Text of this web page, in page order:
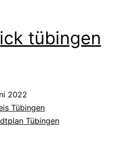
tübingen
2022
Tübingen
Tübingen